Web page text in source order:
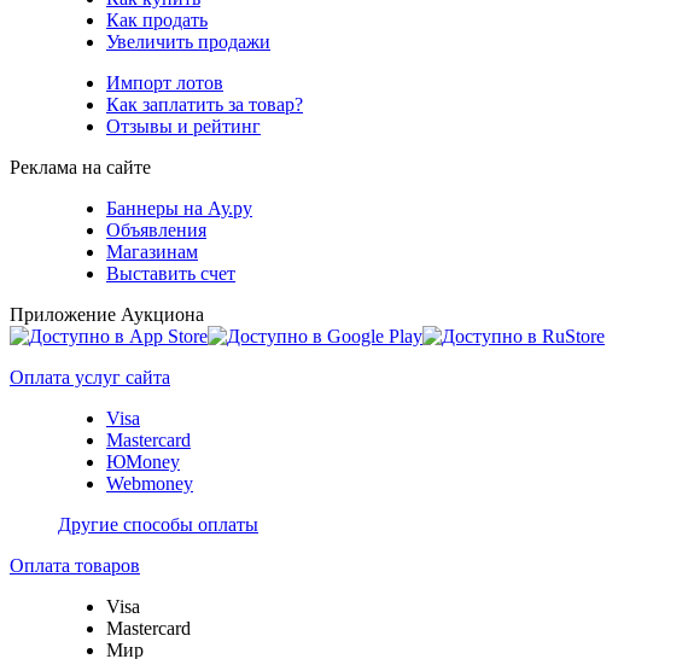
Как продать
Увеличить продажи
Импорт лотов
Как заплатить за товар?
Отзывы и рейтинг
Реклама на сайте
Баннеры на Ау.ру
Объявления
Магазинам
Выставить счет
Приложение Аукциона
Оплата услуг сайта
Visa
Mastercard
ЮMoney
Webmoney
Другие способы оплаты
Оплата товаров
Visa
Mastercard
Мир